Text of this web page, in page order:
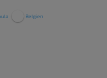
Belgien